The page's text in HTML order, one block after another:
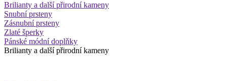
Brilianty a další přirodní kameny
Snubní prsteny
Zásnubní prsteny
Zlaté šperky
Pánské módní doplňky
Brilianty a další přirodní kameny